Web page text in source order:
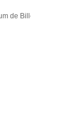
de Billetes España"